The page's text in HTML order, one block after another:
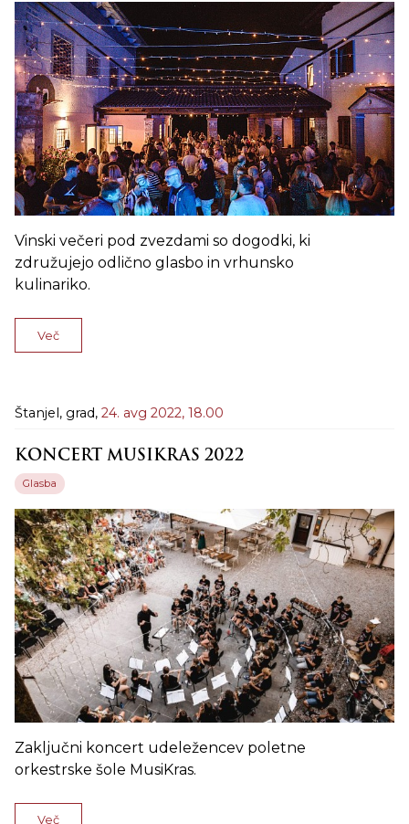
Vinski večeri pod zvezdami so dogodki, ki
združujejo odlično glasbo in vrhunsko
kulinariko.
Več
Štanjel, grad, 24. avg 2022, 18.00
KONCERT MUSIKRAS 2022
Glasba
Zaključni koncert udeležencev poletne
orkestrske šole MusiKras.
Več